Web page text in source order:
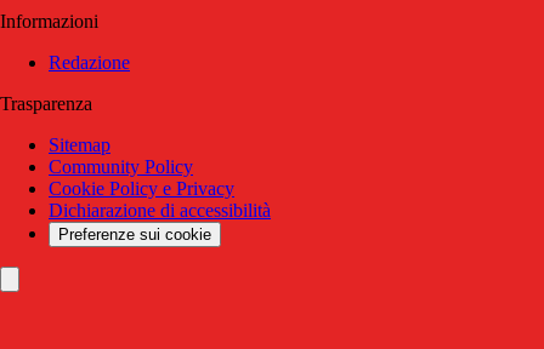
Informazioni
Redazione
Trasparenza
Sitemap
Community Policy
Cookie Policy e Privacy
Dichiarazione di accessibilità
Preferenze sui cookie